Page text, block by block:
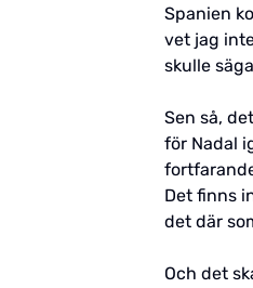
Spanien
vet jag
skulle
Sen så,
för Nadal
Det finns
det där
Och det